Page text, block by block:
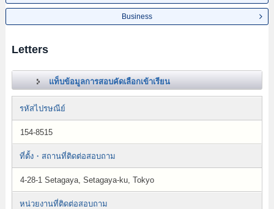
Business
Letters
แท็บข้อมูลการสอบคัดเลือกเข้าเรียน
รหัสไปรษณีย์
154-8515
ที่ตั้ง・สถานที่ติดต่อสอบถาม
4-28-1 Setagaya, Setagaya-ku, Tokyo
หน่วยงานที่ติดต่อสอบถาม